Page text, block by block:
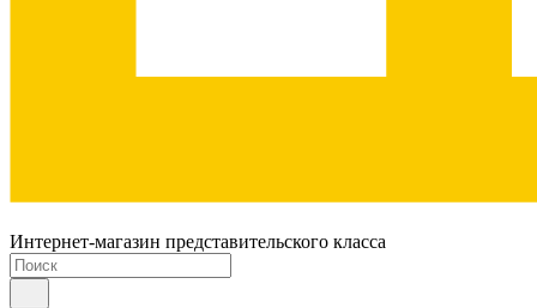
Интернет-магазин представительского класса